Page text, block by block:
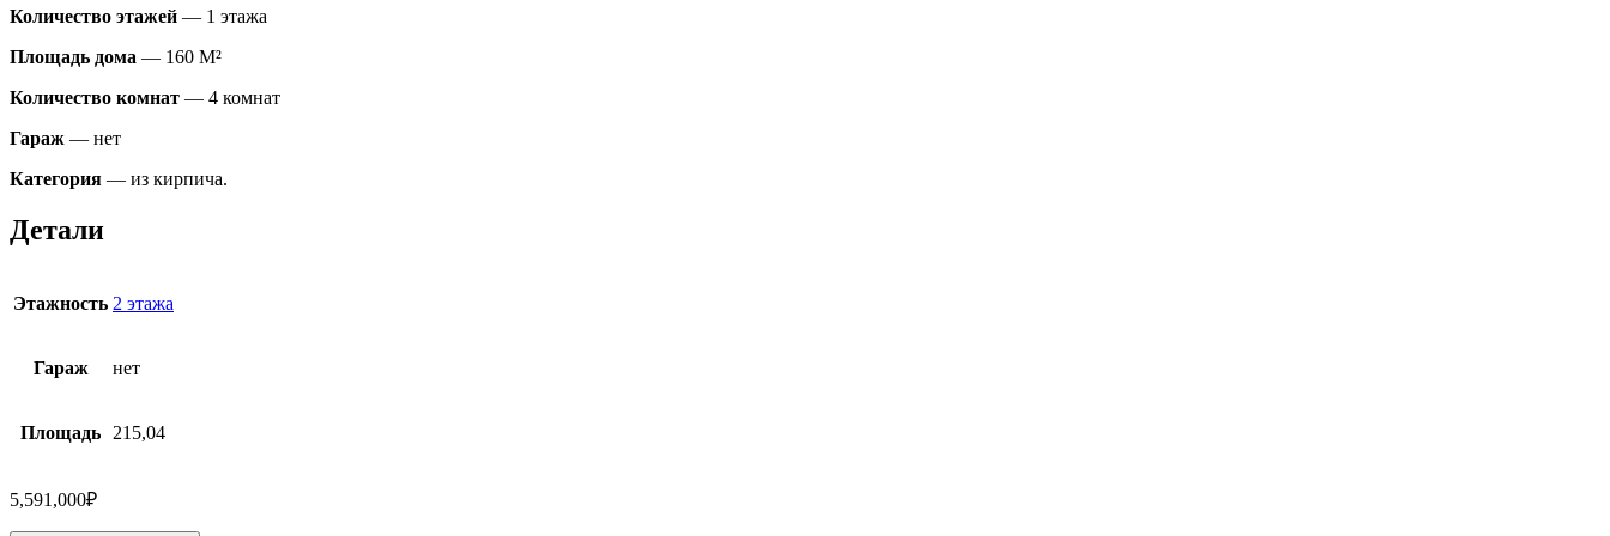
Количество этажей — 1 этажа
Площадь дома — 160 M²
Количество комнат — 4 комнат
Гараж — нет
Категория — из кирпича.
Детали
Этажность 2 этажа
Гараж нет
Площадь 215,04
5,591,000₽